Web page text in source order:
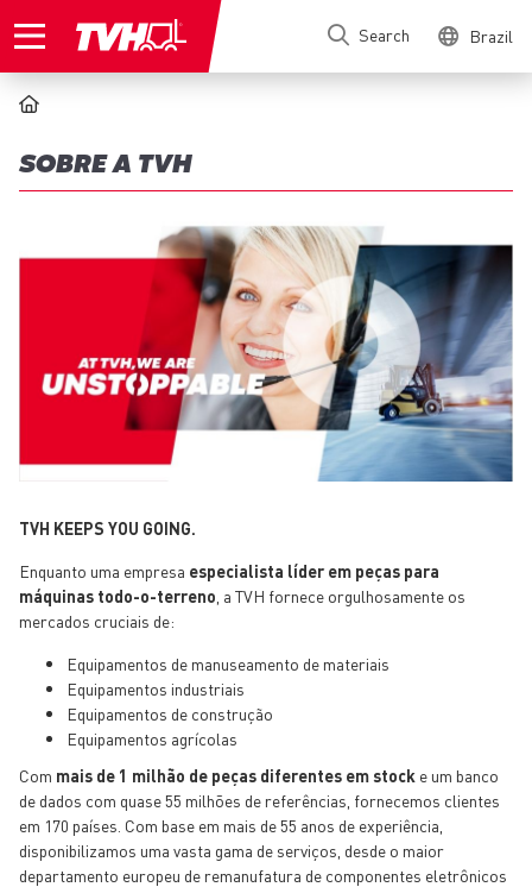
para
principal
Search Brazil
DE
NAVEGAÇÃO
SOBRE A TVH
TVH KEEPS YOU GOING.
Enquanto uma empresa especialista líder em peças para
máquinas todo-o-terreno , a TVH fornece orgulhosamente os
mercados cruciais de:
Equipamentos de manuseamento de materiais
Equipamentos industriais
Equipamentos de construção
Equipamentos agrícolas
Com mais de 1 milhão de peças diferentes em stock e um banco
de dados com quase 55 milhões de referências, fornecemos clientes
em 170 países. Com base em mais de 55 anos de experiência,
disponibilizamos uma vasta gama de serviços, desde o maior
departamento europeu de remanufatura de componentes eletrônicos